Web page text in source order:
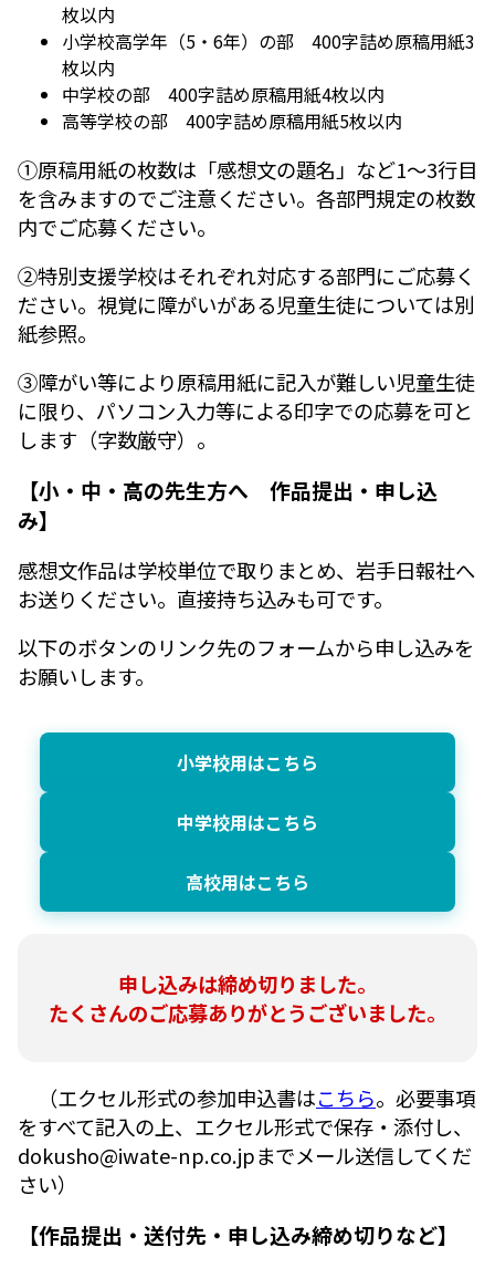
枚以内
小学校高学年（5・6年）の部 400字詰め原稿用紙3
枚以内
中学校の部 400字詰め原稿用紙4枚以内
高等学校の部 400字詰め原稿用紙5枚以内
①原稿用紙の枚数は「感想文の題名」など1～3行目
を含みますのでご注意ください。各部門規定の枚数
内でご応募ください。
②特別支援学校はそれぞれ対応する部門にご応募く
ださい。視覚に障がいがある児童生徒については別
紙参照。
③障がい等により原稿用紙に記入が難しい児童生徒
に限り、パソコン入力等による印字での応募を可と
します（字数厳守）。
【小・中・高の先生方へ 作品提出・申し込
み】
感想文作品は学校単位で取りまとめ、岩手日報社へ
お送りください。直接持ち込みも可です。
以下のボタンのリンク先のフォームから申し込みを
お願いします。
小学校用はこちら
中学校用はこちら
高校用はこちら
申し込みは締め切りました。
たくさんのご応募ありがとうございました。
（エクセル形式の参加申込書はこちら。必要事項
をすべて記入の上、エクセル形式で保存・添付し、
dokusho@iwate-np.co.jpまでメール送信してくだ
さい）
【作品提出・送付先・申し込み締め切りなど】